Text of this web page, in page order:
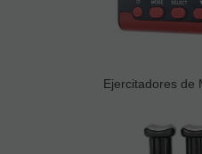
Ejercitadores de